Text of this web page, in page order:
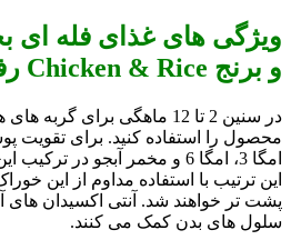
ویژگی های غذای فله ای
و برنج Chicken & Rice رفلکس :
در سنین 2 تا 12 ماهگی برای
محصول را استفاده کنید. برای تقویت
امگا 3، امگا 6 و مخمر آبجو در
این ترتیب با استفاده مداوم از این
پشت تر خواهند شد. آنتی اکسیدان
سلول های بدن کمک می کنند.